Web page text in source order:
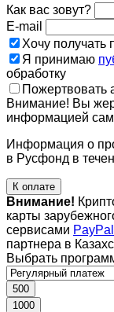
Как вас зовут?
E-mail
Хочу получать
Я принимаю
обработку
Пожертвовать
Внимание! Вы
информацией
Информация о
в Русфонд в
К оплате
Внимание!
карты
сервисами PayPal
партнера в
Выбрать
500
1000